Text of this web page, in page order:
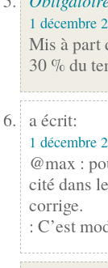
1 décembre
Mis à part
30 % du
a écrit:
1 décembre
@max :
cité dans
corrige.
: C’est